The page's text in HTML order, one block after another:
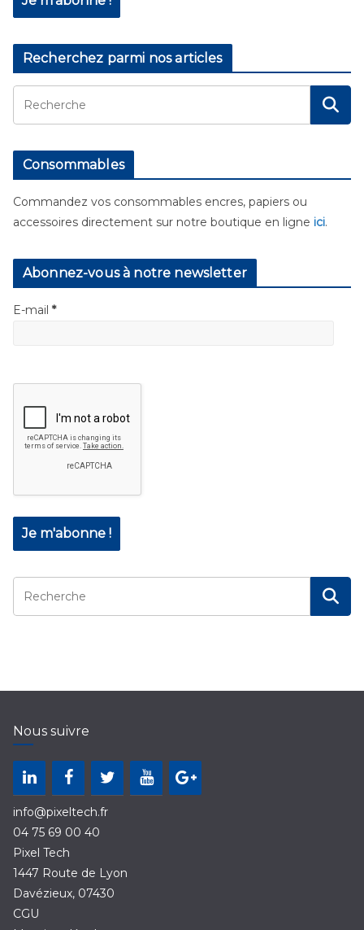
Recherchez parmi nos articles
Consommables
Commandez vos consommables encres, papiers ou
accessoires directement sur notre boutique en ligne ici.
Abonnez-vous à notre newsletter
E-mail *
Nous suivre
info@pixeltech.fr
04 75 69 00 40
Pixel Tech
1447 Route de Lyon
Davézieux, 07430
CGU